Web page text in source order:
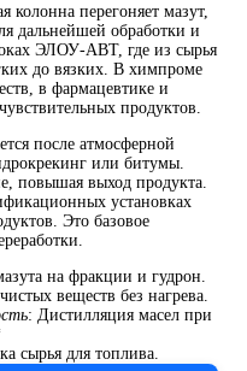
колонна перегоняет мазут,
дальнейшей обработки и
ЭЛОУ-АВТ, где из сырья
до вязких. В химпроме
в фармацевтике и
продуктов.
после атмосферной
или битумы.
повышая выход продукта.
установках
Это базовое
на фракции и гудрон.
веществ без нагрева.
: Дистилляция масел при
сырья для топлива.